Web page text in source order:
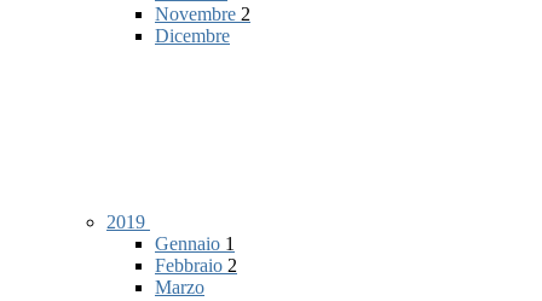
Novembre 2
Dicembre
2019
Gennaio 1
Febbraio 2
Marzo